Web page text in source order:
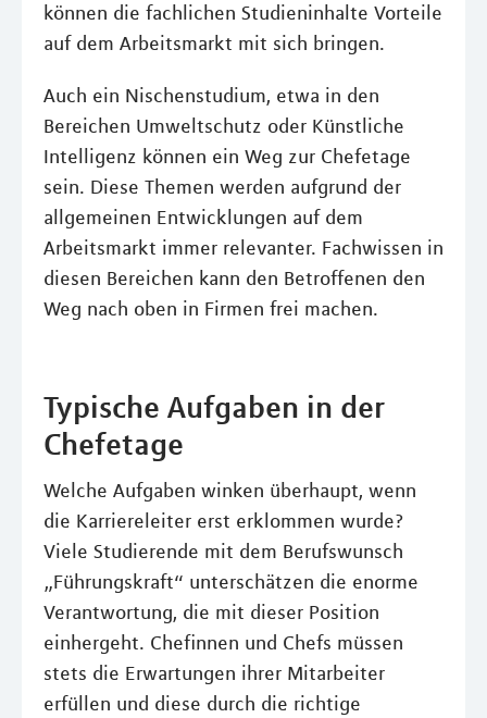
können die fachlichen Studieninhalte Vorteile
auf dem Arbeitsmarkt mit sich bringen.
Auch ein Nischenstudium, etwa in den
Bereichen Umweltschutz oder Künstliche
Intelligenz können ein Weg zur Chefetage
sein. Diese Themen werden aufgrund der
allgemeinen Entwicklungen auf dem
Arbeitsmarkt immer relevanter. Fachwissen in
diesen Bereichen kann den Betroffenen den
Weg nach oben in Firmen frei machen.
Typische Aufgaben in der
Chefetage
Welche Aufgaben winken überhaupt, wenn
die Karriereleiter erst erklommen wurde?
Viele Studierende mit dem Berufswunsch
„Führungskraft“ unterschätzen die enorme
Verantwortung, die mit dieser Position
einhergeht. Chefinnen und Chefs müssen
stets die Erwartungen ihrer Mitarbeiter
erfüllen und diese durch die richtige